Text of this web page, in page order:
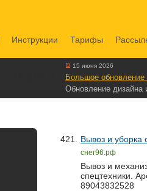
Инструкции Тарифы
15 июня 2026
Большое
Обновление дизайна
421. Вывоз и уборка
снег96.рф
Вывоз и
спецтехники.
89043832528